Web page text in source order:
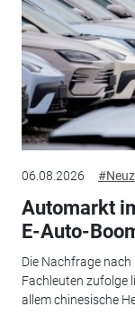
06.08.2026
Automarkt
E-Auto-
Die Nachfrage
Fachleuten zufolge
allem chinesische